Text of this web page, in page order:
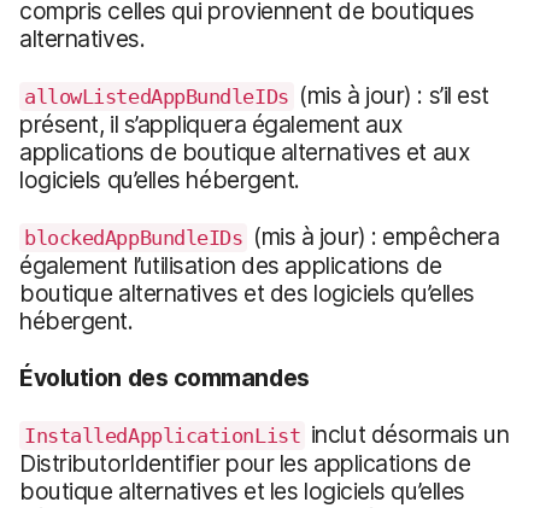
compris celles qui proviennent de boutiques
alternatives.
allowListedAppBundleIDs (mis à jour) : s’il est
présent, il s’appliquera également aux
applications de boutique alternatives et aux
logiciels qu’elles hébergent.
blockedAppBundleIDs (mis à jour) : empêchera
également l’utilisation des applications de
boutique alternatives et des logiciels qu’elles
hébergent.
Évolution des commandes
InstalledApplicationList inclut désormais un
DistributorIdentifier pour les applications de
boutique alternatives et les logiciels qu’elles